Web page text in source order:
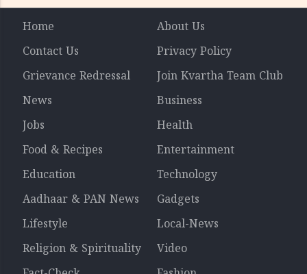
Home
About Us
Contact Us
Privacy Policy
Grievance Redressal
Join Kvartha Team Club
News
Business
Jobs
Health
Food & Recipes
Entertainment
Education
Technology
Aadhaar & PAN News
Gadgets
Lifestyle
Local-News
Religion & Spirituality
Video